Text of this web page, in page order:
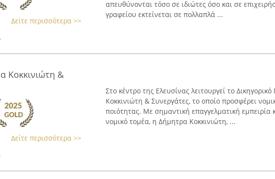
Δείτε περισσότερα >>
απευθύνονται τόσο σε ιδιώτες όσο και σε
γραφείου εκτείνεται σε πολλαπλά ...
Κοκκινιώτη &
Δείτε περισσότερα >>
Στο κέντρο της Ελευσίνας λειτουργεί το
Κοκκινιώτη & Συνεργάτες, το οποίο προσφέρει
ποιότητας. Με σημαντική επαγγελματική εμπειρία
νομικό τομέα, η Δήμητρα Κοκκινιώτη, ...